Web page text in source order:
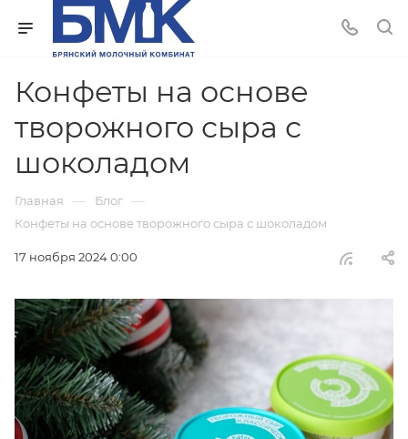
Конфеты на основе
творожного сыра с
шоколадом
Главная — Блог —
Конфеты на основе творожного сыра с шоколадом
17 ноября 2024 0:00